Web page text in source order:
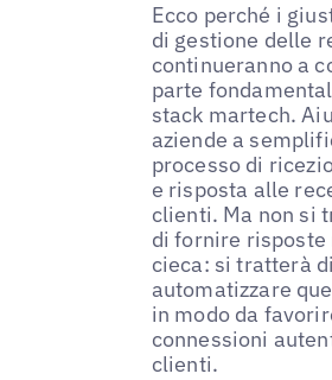
Ecco perché i
di gestione delle
continueranno a
parte
stack martech.
aziende a
processo di
e risposta alle
clienti. Ma non si
di fornire risposte
cieca: si tratterà di
automatizzare
in modo da
connessioni
clienti.